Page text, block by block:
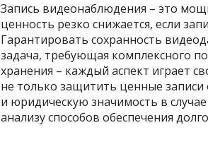
Запись видеонаблюдения – это
ценность резко снижается, если
Гарантировать сохранность
задача, требующая комплексного
хранения – каждый аспект играет
не только защитить ценные записи
и юридическую значимость в
анализу способов обеспечения